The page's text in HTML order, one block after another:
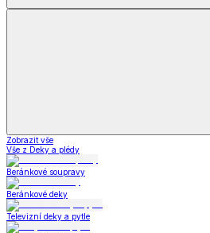
Zobrazit vše
Vše z Deky a plédy
Beránkové soupravy
Beránkové deky
Televizní deky a pytle